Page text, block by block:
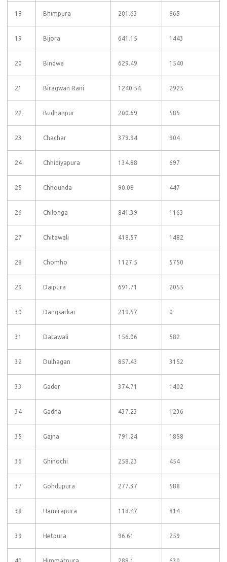
18 Bhimpura 201.63 865
19 Bijora 641.15 1443
20 Bindwa 629.49 1540
21 Biragwan Rani 1240.54 2925
22 Budhanpur 200.69 585
23 Chachar 379.94 904
24 Chhidiyapura 134.88 697
25 Chhounda 90.08 447
26 Chilonga 841.39 1163
27 Chitawali 418.57 1482
28 Chomho 1127.5 5750
29 Daipura 691.71 2055
30 Dangsarkar 219.57 0
31 Datawali 156.06 582
32 Dulhagan 857.43 3152
33 Gader 374.71 1402
34 Gadha 437.23 1236
35 Gajna 791.24 1858
36 Ghinochi 258.23 454
37 Gohdupura 277.37 588
38 Hamirapura 118.47 814
39 Hetpura 96.61 259